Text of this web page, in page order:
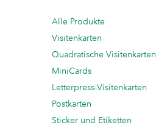
Alle Produkte
Visitenkarten
Quadratische Visitenkarten
MiniCards
Letterpress-Visitenkarten
Postkarten
Sticker und Etiketten